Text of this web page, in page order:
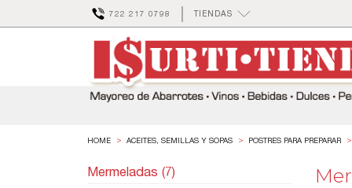
722 217 0798 TIENDAS
ACEITES, SEMILLAS Y SOPAS POSTRES PARA PREPARAR
Mermeladas (7)